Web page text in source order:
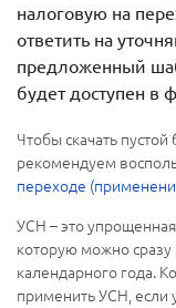
налоговую на
ответить на
предложенный
будет доступен в
Чтобы скачать
рекомендуем
переходе
УСН – это
которую можно сразу
календарного года.
применить УСН, если